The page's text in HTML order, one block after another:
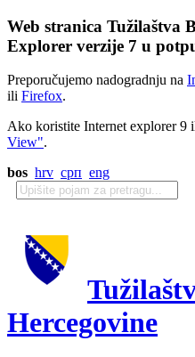
Web stranica Tužilaštva
Explorer verzije 7 u
Preporučujemo nadogradnju na
ili Firefox.
Ako koristite Internet explorer 9
View".
bos hrv срп eng
Hercegovine